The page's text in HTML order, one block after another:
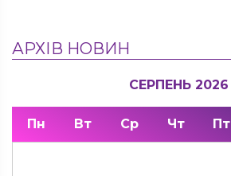
АРХІВ НОВИН
СЕРПЕНЬ 2026
Пн Вт Ср Чт Пт